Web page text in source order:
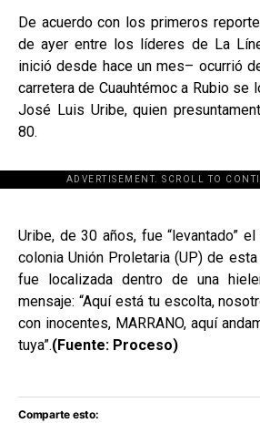
De acuerdo con los primeros
de ayer entre los líderes de La
inició desde hace un mes– ocurrió
carretera de Cuauhtémoc a Rubio se
José Luis Uribe, quien
80.
ADVERTISEMENT. SCROLL TO
[adsforwp
Uribe, de 30 años, fue “levantado”
colonia Unión Proletaria (UP) de
fue localizada dentro de una
mensaje: “Aquí está tu escolta,
con inocentes, MARRANO, aquí
tuya”.(Fuente: Proceso)
Comparte esto: